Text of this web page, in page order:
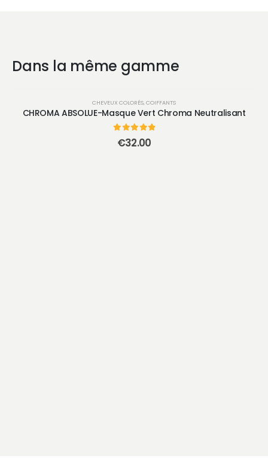
Dans la même gamme
CHEVEUX COLORÉS, COIFFANTS
CHROMA ABSOLUE-Masque Vert Chroma Neutralisant
sur 5
€32.00